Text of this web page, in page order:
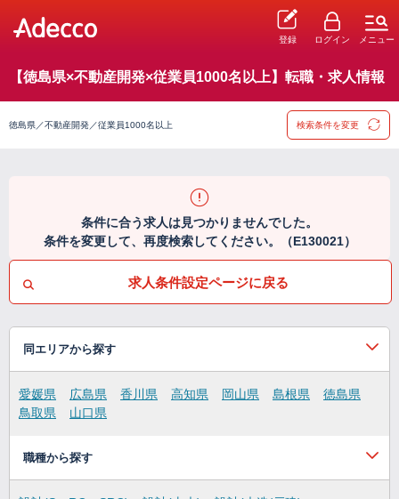
登録 ログイン メニュー
【徳島県×不動産開発×従業員1000名以上】転職・求人情報
徳島県／不動産開発／従業員1000名以上 検索条件を変更
条件に合う求人は見つかりませんでした。
条件を変更して、再度検索してください。（E130021）
求人条件設定ページに戻る
同エリアから探す
愛媛県 広島県 香川県 高知県 岡山県 島根県
徳島県
鳥取県
山口県
職種から探す